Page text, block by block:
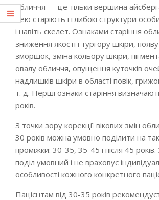
обличчя — це тільки вершина
нею старіють і глибокі структури
і навіть скелет. Ознаками старіння
зниження якості і тургору шкіри,
зморшок, зміна кольору шкіри,
овалу обличчя, опущення куточків
надлишків шкіри в області повік,
т. д. Перші ознаки старіння
років.
З точки зору корекції вікових змін
30 років можна умовно поділити на такі
проміжки: 30-35, 35-45 і після 45
поділ умовний і не враховує
особливості кожного конкретного
Пацієнтам від 30-35 років